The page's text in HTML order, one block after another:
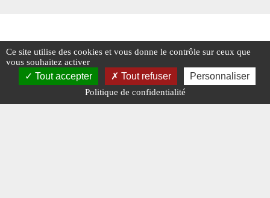
Ce site utilise des cookies et vous donne le contrôle sur ceux que
vous souhaitez activer
Tout accepter Tout refuser Personnaliser
Politique de confidentialité